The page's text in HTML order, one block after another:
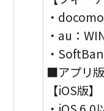
・
・au：
・
■アプリ版
【iOS版】